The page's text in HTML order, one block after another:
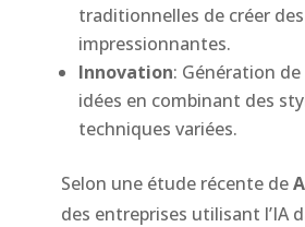
traditionnelles de créer
impressionnantes.
Innovation: Génération
idées en combinant des
techniques variées.
Selon une étude récente de
des entreprises utilisant l’IA